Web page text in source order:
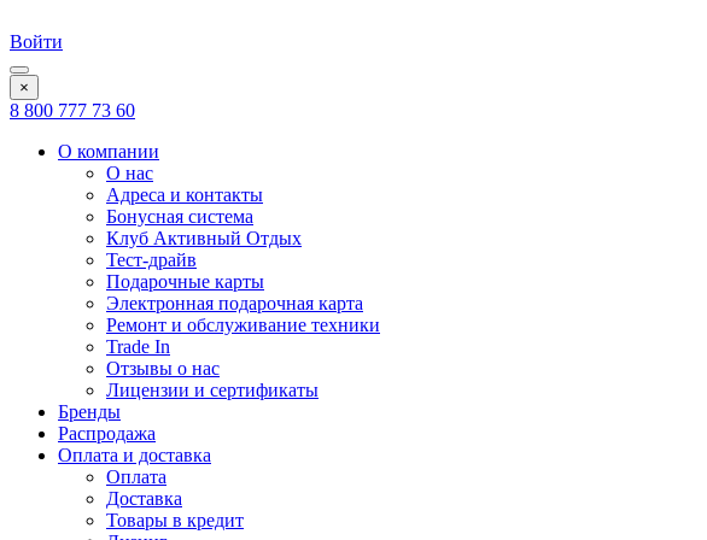
Войти
×
8 800 777 73 60
О компании
О нас
Адреса и контакты
Бонусная система
Клуб Активный Отдых
Тест-драйв
Подарочные карты
Электронная подарочная карта
Ремонт и обслуживание техники
Trade In
Отзывы о нас
Лицензии и сертификаты
Бренды
Распродажа
Оплата и доставка
Оплата
Доставка
Товары в кредит